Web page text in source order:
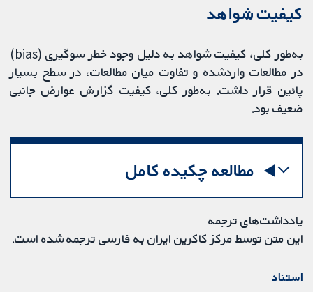
کیفیت شواهد
به‌طور کلی، کیفیت شواهد به دلیل وجود خطر سوگیری (bias)
در مطالعات واردشده و تفاوت میان مطالعات، در سطح بسیار
پائین قرار داشت. به‌طور کلی، کیفیت گزارش عوارض جانبی
ضعیف بود.
مطالعه چکیده کامل
یادداشت‌های ترجمه
این متن توسط مرکز کاکرین ایران به فارسی ترجمه شده است.
استناد